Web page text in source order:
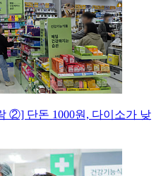
②] 단돈 1000원, 다이소가 낮